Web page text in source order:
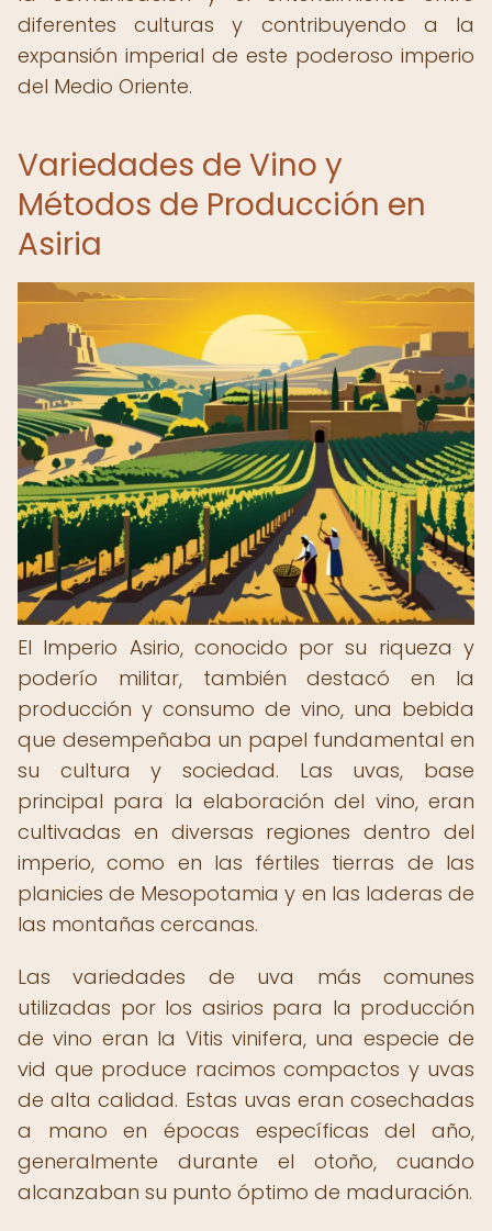
diferentes culturas y contribuyendo a la
expansión imperial de este poderoso imperio
del Medio Oriente.
Variedades de Vino y
Métodos de Producción en
Asiria
El Imperio Asirio, conocido por su riqueza y
poderío militar, también destacó en la
producción y consumo de vino, una bebida
que desempeñaba un papel fundamental en
su cultura y sociedad. Las uvas, base
principal para la elaboración del vino, eran
cultivadas en diversas regiones dentro del
imperio, como en las fértiles tierras de las
planicies de Mesopotamia y en las laderas de
las montañas cercanas.
Las variedades de uva más comunes
utilizadas por los asirios para la producción
de vino eran la Vitis vinifera, una especie de
vid que produce racimos compactos y uvas
de alta calidad. Estas uvas eran cosechadas
a mano en épocas específicas del año,
generalmente durante el otoño, cuando
alcanzaban su punto óptimo de maduración.